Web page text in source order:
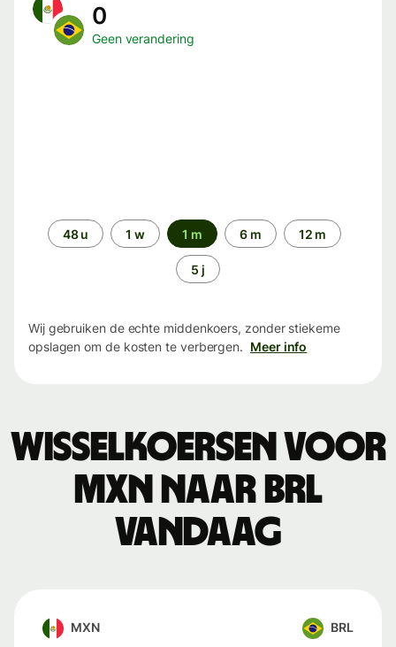
0
Geen verandering
Periode48 u 1 w 1 m 6 m 12 m
5 j
Wij gebruiken de echte middenkoers, zonder stiekeme
opslagen om de kosten te verbergen. Meer info
Wisselkoersen voor
MXN naar BRL
vandaag
MXN BRL